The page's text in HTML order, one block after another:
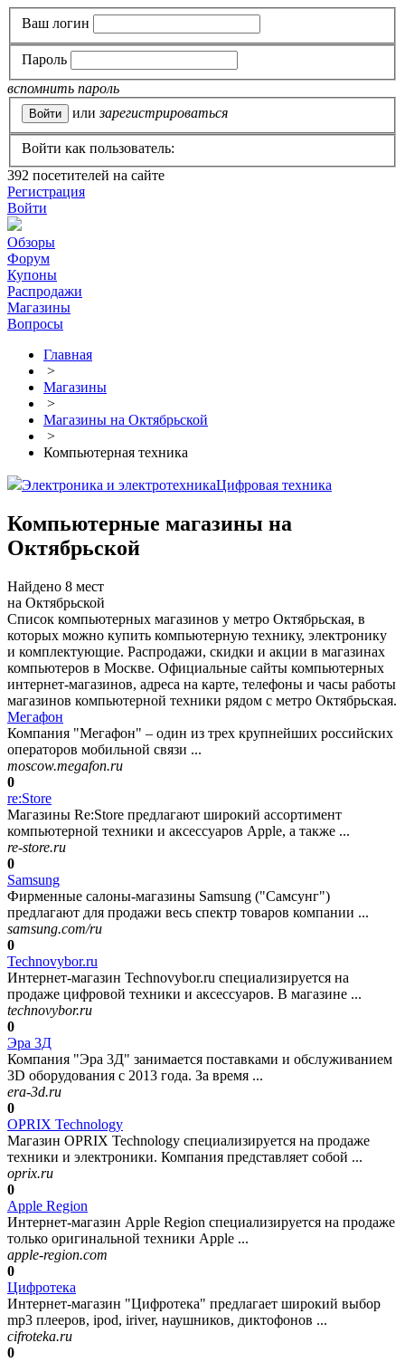
Ваш логин
Пароль
вспомнить пароль
или зарегистрироваться
Войти как пользователь:
392 посетителей на сайте
Регистрация
Войти
Обзоры
Форум
Купоны
Распродажи
Магазины
Вопросы
Главная
>
Магазины
>
Магазины на Октябрьской
>
Компьютерная техника
Электроника и электротехникаЦифровая техника
Компьютерные магазины на
Октябрьской
Найдено 8 мест
на Октябрьской
Список компьютерных магазинов у метро Октябрьская, в
которых можно купить компьютерную технику, электронику
и комплектующие. Распродажи, скидки и акции в магазинах
компьютеров в Москве. Официальные сайты компьютерных
интернет-магазинов, адреса на карте, телефоны и часы работы
магазинов компьютерной техники рядом с метро Октябрьская.
Мегафон
Компания "Мегафон" – один из трех крупнейших российских
операторов мобильной связи ...
moscow.megafon.ru
0
re:Store
Магазины Re:Store предлагают широкий ассортимент
компьютерной техники и аксессуаров Apple, а также ...
re-store.ru
0
Samsung
Фирменные салоны-магазины Samsung ("Самсунг")
предлагают для продажи весь спектр товаров компании ...
samsung.com/ru
0
Technovybor.ru
Интернет-магазин Technovybor.ru специализируется на
продаже цифровой техники и аксессуаров. В магазине ...
technovybor.ru
0
Эра 3Д
Компания "Эра 3Д" занимается поставками и обслуживанием
3D оборудования с 2013 года. За время ...
era-3d.ru
0
OPRIX Technology
Магазин OPRIX Technology специализируется на продаже
техники и электроники. Компания представляет собой ...
oprix.ru
0
Apple Region
Интернет-магазин Apple Region специализируется на продаже
только оригинальной техники Apple ...
apple-region.com
0
Цифротека
Интернет-магазин "Цифротека" предлагает широкий выбор
mp3 плееров, ipod, iriver, наушников, диктофонов ...
cifroteka.ru
0